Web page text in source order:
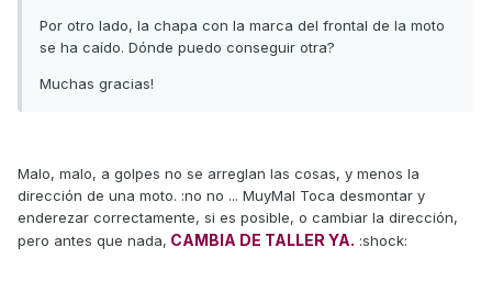
Por otro lado, la chapa con la marca del frontal de la moto
se ha caído. Dónde puedo conseguir otra?
Muchas gracias!
Malo, malo, a golpes no se arreglan las cosas, y menos la
dirección de una moto. :no no ... MuyMal Toca desmontar y
enderezar correctamente, si es posible, o cambiar la dirección,
pero antes que nada, CAMBIA DE TALLER YA. :shock: